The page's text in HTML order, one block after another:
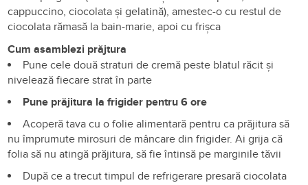
cappuccino, ciocolata și gelatină), amestec-o cu restul de
ciocolata rămasă la bain-marie, apoi cu frișca
Cum asamblezi prăjtura
Pune cele două straturi de cremă peste blatul răcit și
nivelează fiecare strat în parte
Pune prăjitura la frigider pentru 6 ore
Acoperă tava cu o folie alimentară pentru ca prăjitura să
nu împrumute mirosuri de mâncare din frigider. Ai grija că
folia să nu atingă prăjitura, să fie întinsă pe marginile tăvii
După ce a trecut timpul de refrigerare presară ciocolata